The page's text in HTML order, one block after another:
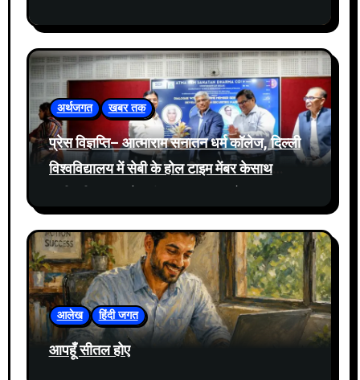
अर्थजगत खबर तक
प्रेस विज्ञप्ति– आत्माराम सनातन धर्म कॉलेज, दिल्ली
विश्वविद्यालय में सेबी के होल टाइम मेंबर केसाथ
आयोजित
आलेख हिंदी जगत
आपहूँ सीतल होए